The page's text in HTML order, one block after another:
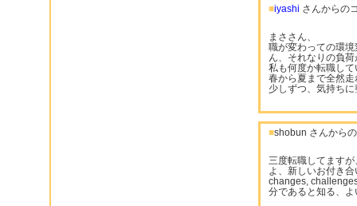
■iyashi さんからの
まささん、
職が変わっての環
ん、それなりの負
私も何度か転職し
春から夏まで全然
少しずつ、気持ち
■shobun さんから
三度転職してます
よ、新しいお付き
changes,
分であると知る、